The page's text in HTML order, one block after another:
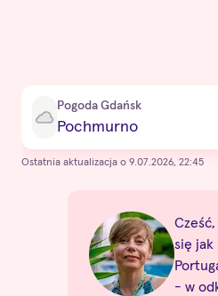
Pogoda Gdańsk
Pochmurno
Ostatnia aktualizacja o 9.07.2026, 22:45
się jak
- w